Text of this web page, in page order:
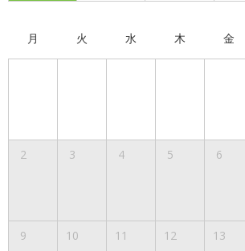
月 火 水 木 金
2 3 4 5 6
9 10 11 12 13